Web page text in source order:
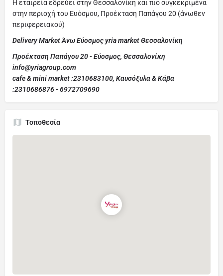
Η εταιρεία εδρεύει στην Θεσσαλονίκη και πιο συγκεκριμένα
στην περιοχή του Ευόσμου, Προέκταση Παπάγου 20 (άνωθεν
περιφερειακού)
Delivery Market Άνω Εύοσμος yria market Θεσσαλονίκη
Προέκταση Παπάγου 20 - Εύοσμος, Θεσσαλονίκη
info@yriagroup.com
cafe & mini market :2310683100, Καυσόξυλα & Κάβα
:2310686876 - 6972709690
Τοποθεσία